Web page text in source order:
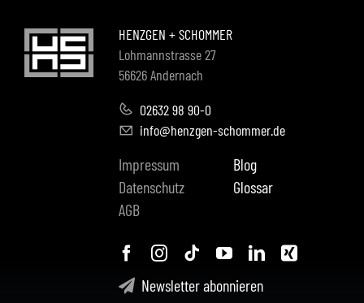
HENZGEN + SCHOMMER
Lohmannstrasse 27
56626 Andernach
02632 98 90-0
info@henzgen-schommer.de
Impressum
Datenschutz
AGB
Blog
Glossar
Newsletter abonnieren